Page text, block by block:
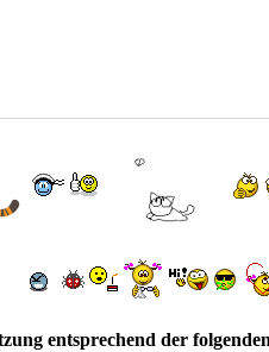
entsprechend der folgenden